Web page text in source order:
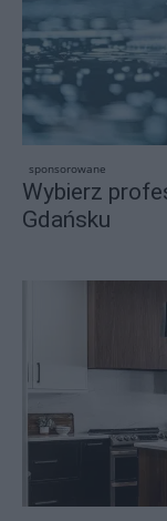
sponsorowane
Wybierz
Gdańsku